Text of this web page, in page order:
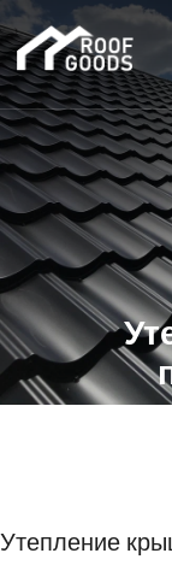
Утепление